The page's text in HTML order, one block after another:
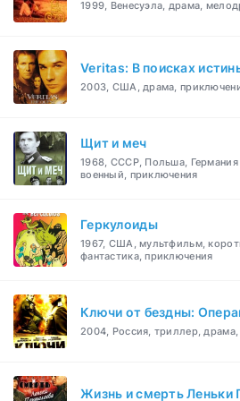
1999, Венесуэла, драма,
Veritas: В поисках
2003, США, драма,
Щит и меч
1968, СССР, Польша,
военный, приключения
Геркулоиды
1967, США, мультфильм,
фантастика, приключения
Ключи от бездны:
2004, Россия, триллер, драма,
Жизнь и смерть Леньки